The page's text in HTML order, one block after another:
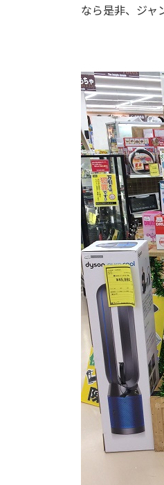
なら是非、ジャ